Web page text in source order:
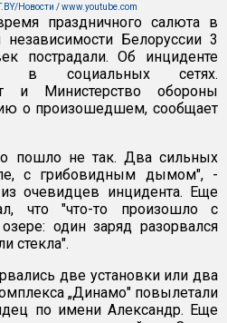
Новости / www.youtube.com
праздничного салюта в
Белоруссии 3
пострадали. Об инциденте
в социальных сетях.
и Министерство обороны
о произошедшем, сообщает
пошло не так. Два сильных
с грибовидным дымом", -
очевидцев инцидента. Еще
что "что-то произошло с
один заряд разорвался
стекла".
две установки или два
„Динамо" повылетали
по имени Александр. Еще